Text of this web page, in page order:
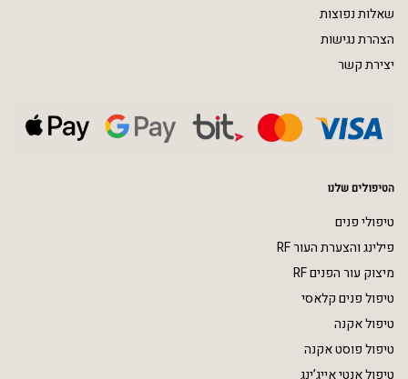
שאלות נפוצות
הצהרת נגישות
יצירת קשר
הטיפולים שלנו
טיפולי פנים
פילינג והצערת העור RF
מיצוק עור הפנים RF
טיפול פנים קלאסי
טיפול אקנה
טיפול פוסט אקנה
טיפול אנטי אייג’ינג